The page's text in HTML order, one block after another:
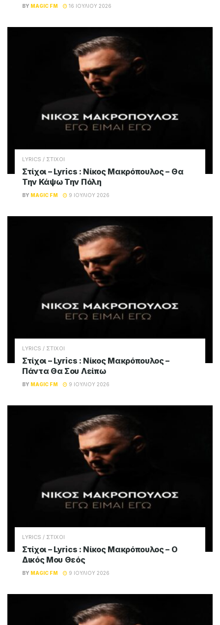
BY MAGIC FM 16 ΙΟΥΛΊΟΥ 2026
LYRICS / ΣΤΙΧΟΙ
Στίχοι – Lyrics : Νίκος Μακρόπουλος – Θα
Την Κάψω Την Πόλη
BY MAGIC FM 9 ΙΟΥΛΊΟΥ 2026
LYRICS / ΣΤΙΧΟΙ
Στίχοι – Lyrics : Νίκος Μακρόπουλος –
Πάντα Θα Σου Λείπω
BY MAGIC FM 9 ΙΟΥΛΊΟΥ 2026
LYRICS / ΣΤΙΧΟΙ
Στίχοι – Lyrics : Νίκος Μακρόπουλος – Ο
Δικός Μου Θεός
BY MAGIC FM 9 ΙΟΥΛΊΟΥ 2026